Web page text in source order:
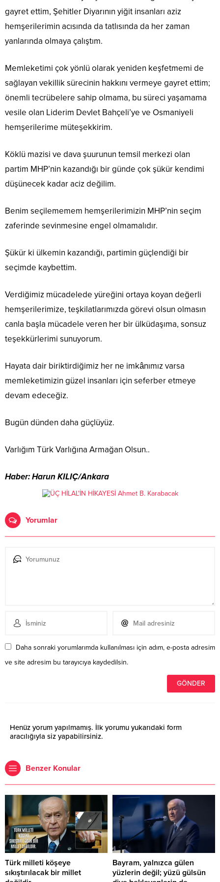
gayret ettim, Şehitler Diyarının yiğit insanları aziz
hemşerilerimin acısında da tatlısında da her zaman
yanlarında olmaya çalıştım.
Memleketimi çok yönlü olarak yeniden keşfetmemi de
sağlayan vekillik sürecinin hakkını vermeye gayret ettim;
önemli tecrübelere sahip olmama, bu süreci yaşamama
vesile olan Liderim Devlet Bahçeli’ye ve Osmaniyeli
hemşerilerime müteşekkirim.
Köklü mazisi ve dava şuurunun temsil merkezi olan
partim MHP’nin kazandığı bir günde çok şükür kendimi
düşünecek kadar aciz değilim.
Benim seçilememem hemşerilerimizin MHP’nin seçim
zaferinde sevinmesine engel olmamalıdır.
Şükür ki ülkemin kazandığı, partimin güçlendiği bir
seçimde kaybettim.
Verdiğimiz mücadelede yüreğini ortaya koyan değerli
hemşerilerimize, teşkilatlarımızda görevi olsun olmasın
canla başla mücadele veren her bir ülküdaşıma, sonsuz
teşekkürlerimi sunuyorum.
Hayata dair biriktirdiğimiz her ne imkânımız varsa
memleketimizin güzel insanları için seferber etmeye
devam edeceğiz.
Bugün dünden daha güçlüyüz.
Varlığım Türk Varlığına Armağan Olsun..
Haber: Harun KILIÇ/Ankara
Yorumlar
Daha sonraki yorumlarımda kullanılması için adım, e-posta adresim
ve site adresim bu tarayıcıya kaydedilsin.
Henüz yorum yapılmamış. İlk yorumu yukarıdaki form
aracılığıyla siz yapabilirsiniz.
Benzer Konular
Türk milleti köşeye
sıkıştırılacak bir millet
Bayram, yalnızca gülen
yüzlerin değil; yüzü gülsün